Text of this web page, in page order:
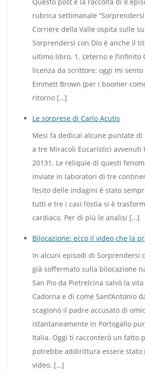
rubrica settimanale “Sorprendersi
Corriere della Valle ospita sulle
Sorprendersi con Dio è anche il
ultimo libro. 1. L’eterno e l’infinito
licenza da scrittore: oggi mi
Emmett Brown (per i boomer
ritorno […]
Le sorprese di Carlo Acutis
Mesi fa dedicai alcune puntate
a tre Miracoli Eucaristici avvenuti
20131. Le reliquie di questi
inviate in laboratori di tre
l’esito delle indagini è stato
tutti e tre i casi l’ostia si è
cardiaco. Per di più le analisi […]
Bilocazione: ecco il video che la
In alcuni episodi di Sorprendersi
già soffermato sulla bilocazione
San Pio da Pietrelcina salvò la
Cadorna e di come Sant’Antonio
scagionò il padre accusato di
istantaneamente in Portogallo
Italia. Oggi ti racconterò un fatto
potrebbe addirittura essere stato
video. […]